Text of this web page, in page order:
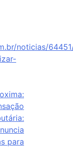
noticias/
para